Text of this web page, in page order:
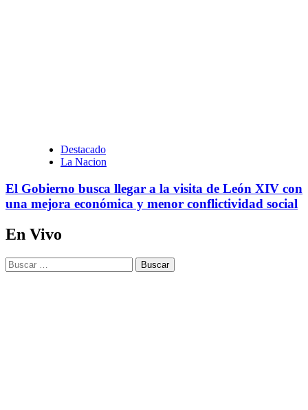
Destacado
La Nacion
El Gobierno busca llegar a la visita de León XIV con
una mejora económica y menor conflictividad social
En Vivo
Buscar: